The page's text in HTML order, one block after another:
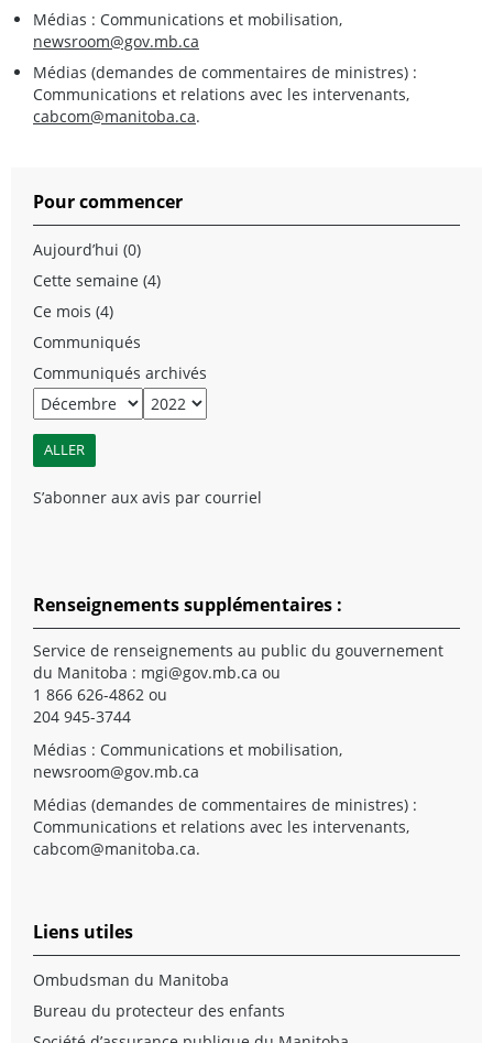
Médias : Communications et mobilisation,
newsroom@gov.mb.ca
Médias (demandes de commentaires de ministres) :
Communications et relations avec les intervenants,
cabcom@manitoba.ca.
Pour commencer
Aujourd’hui (0)
Cette semaine (4)
Ce mois (4)
Communiqués
Communiqués archivés
S’abonner aux avis par courriel
Renseignements supplémentaires :
Service de renseignements au public du gouvernement
du Manitoba : mgi@gov.mb.ca ou
1 866 626-4862 ou
204 945-3744
Médias : Communications et mobilisation,
newsroom@gov.mb.ca
Médias (demandes de commentaires de ministres) :
Communications et relations avec les intervenants,
cabcom@manitoba.ca.
Liens utiles
Ombudsman du Manitoba
Bureau du protecteur des enfants